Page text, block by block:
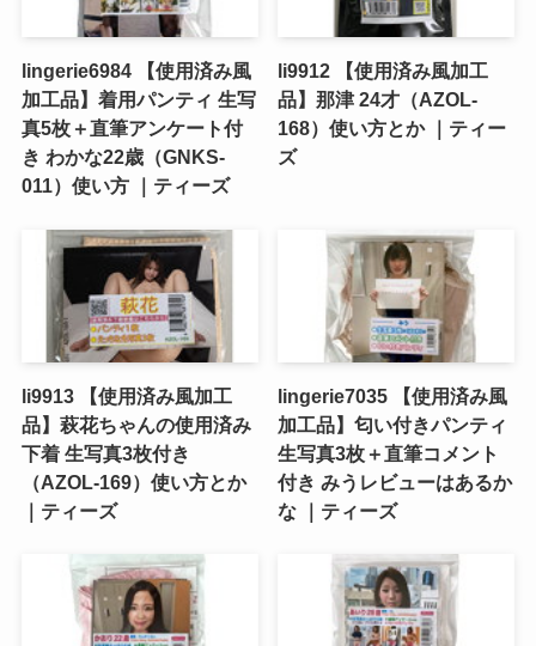
lingerie6984 【使用済み風
加工品】着用パンティ 生写
真5枚＋直筆アンケート付
き わかな22歳（GNKS-
011）使い方 ｜ティーズ
li9912 【使用済み風加工
品】那津 24才（AZOL-
168）使い方とか ｜ティー
ズ
li9913 【使用済み風加工
品】萩花ちゃんの使用済み
下着 生写真3枚付き
（AZOL-169）使い方とか
｜ティーズ
lingerie7035 【使用済み風
加工品】匂い付きパンティ
生写真3枚＋直筆コメント
付き みうレビューはあるか
な ｜ティーズ